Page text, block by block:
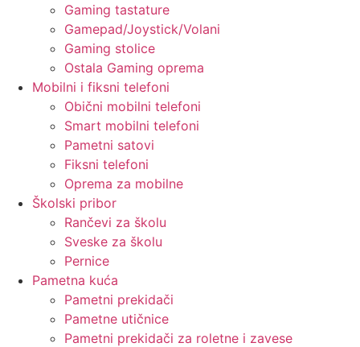
Gaming tastature
Gamepad/Joystick/Volani
Gaming stolice
Ostala Gaming oprema
Mobilni i fiksni telefoni
Obični mobilni telefoni
Smart mobilni telefoni
Pametni satovi
Fiksni telefoni
Oprema za mobilne
Školski pribor
Rančevi za školu
Sveske za školu
Pernice
Pametna kuća
Pametni prekidači
Pametne utičnice
Pametni prekidači za roletne i zavese